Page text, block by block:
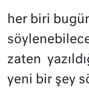
her biri
zaten
yeni bir şey